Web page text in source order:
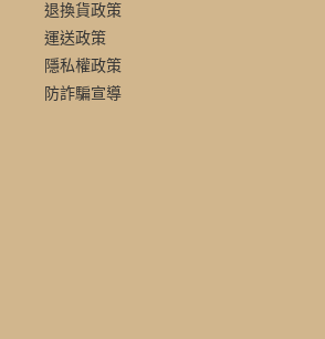
退換貨政策
運送政策
隱私權政策
防詐騙宣導